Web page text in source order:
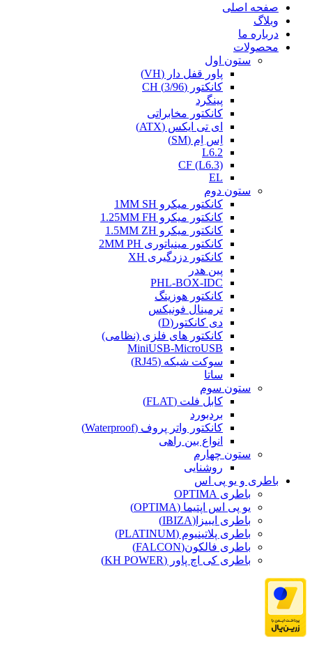
صفحه اصلی
وبلاگ
درباره ما
محصولات
ستون اول
پاور قفل دار (VH)
کانکتور (3/96) CH
پینگرد
کانکتور مخابراتی
ای تی ایکس (ATX)
اِس اِم (SM)
L6.2
CF (L6.3)
EL
ستون دوم
کانکتور میکرو 1MM SH
کانکتور میکرو 1.25MM FH
کانکتور میکرو 1.5MM ZH
کانکتور مینیاتوری 2MM PH
کانکتور دزدگیری XH
پین هدر
PHL-BOX-IDC
کانکتور هوزینگ
ترمینال فونیکس
دی کانکتور(D)
کانکتور های فلزی (نظامی)
MiniUSB-MicroUSB
سوکت شبکه (RJ45)
ساتا
ستون سوم
کابل فلت (FLAT)
بردبورد
کانکتور واتر پروف (Waterproof)
انواع بین راهی
ستون چهارم
روشنایی
باطری و یو پی اس
باطری OPTIMA
یو پی اس اپتیما (OPTIMA)
باطری ایبیزا(IBIZA)
باطری پلاتینیوم (PLATINUM)
باطری فالکون(FALCON)
باطری کی اچ پاور (KH POWER)